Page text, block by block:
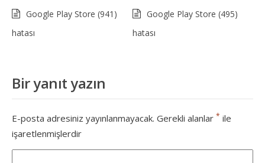
Google Play Store (941)
hatası
Google Play Store (495)
hatası
Bir yanıt yazın
E-posta adresiniz yayınlanmayacak. Gerekli alanlar * ile
işaretlenmişlerdir